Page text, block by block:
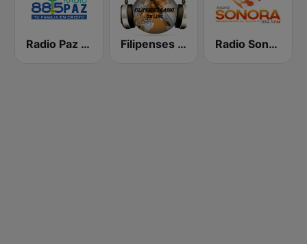
Radio Paz 88.5 FM Filipenses Radio El Salvador Radio Sonora 104.5 FM